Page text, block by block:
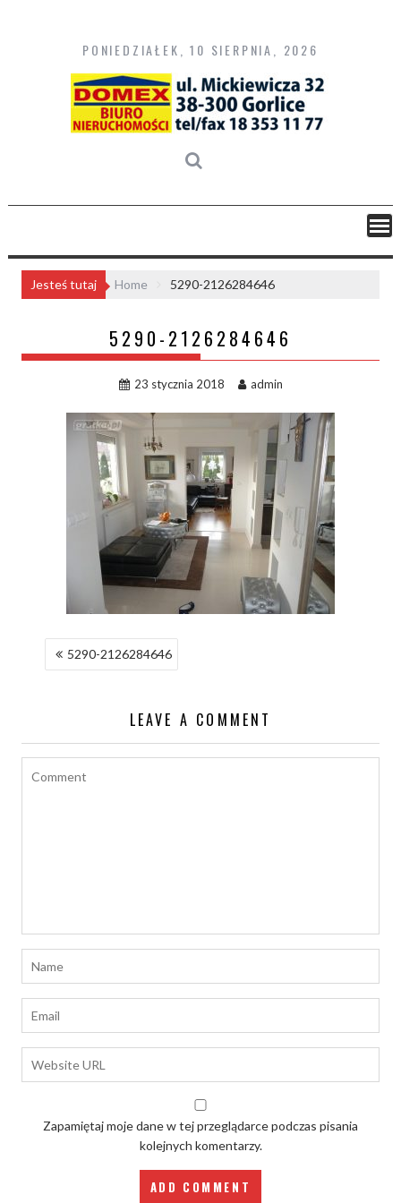
content
PONIEDZIAŁEK, 10 SIERPNIA, 2026
Jesteś tutaj Home 5290-2126284646
5290-2126284646
23 stycznia 2018 admin
NAWIGACJA
5290-2126284646
LEAVE A COMMENT
Zapamiętaj moje dane w tej przeglądarce podczas pisania
kolejnych komentarzy.